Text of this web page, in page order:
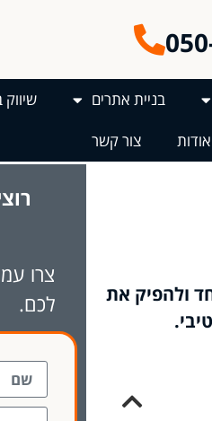
בניית אתרים
אודות צור קשר
ולהפיק את
צרו
לכם.